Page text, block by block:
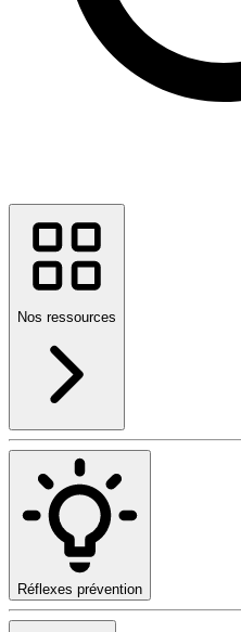
Nos ressources
Réflexes prévention